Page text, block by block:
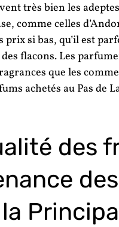
très bien les
comme celles
prix si bas, qu’il est
flacons. Les
que les
achetés au Pas de
des